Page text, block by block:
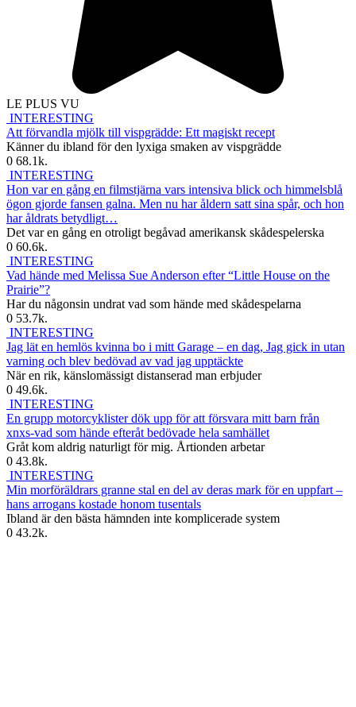
LE PLUS VU
INTERESTING
Att förvandla mjölk till vispgrädde: Ett magiskt recept
Känner du ibland för den lyxiga smaken av vispgrädde
0 68.1k.
INTERESTING
Hon var en gång en filmstjärna vars intensiva blick och himmelsblå
ögon gjorde fansen galna. Men nu har åldern satt sina spår, och hon
har åldrats betydligt…
Det var en gång en otroligt begåvad amerikansk skådespelerska
0 60.6k.
INTERESTING
Vad hände med Melissa Sue Anderson efter “Little House on the
Prairie”?
Har du någonsin undrat vad som hände med skådespelarna
0 53.7k.
INTERESTING
Jag lät en hemlös kvinna bo i mitt Garage – en dag, Jag gick in utan
varning och blev bedövad av vad jag upptäckte
När en rik, känslomässigt distanserad man erbjuder
0 49.6k.
INTERESTING
En grupp motorcyklister dök upp för att försvara mitt barn från
xnxs-vad som hände efteråt bedövade hela samhället
Gråt kom aldrig naturligt för mig. Årtionden arbetar
0 43.8k.
INTERESTING
Min morföräldrars granne stal en del av deras mark för en uppfart –
hans arrogans kostade honom tusentals
Ibland är den bästa hämnden inte komplicerade system
0 43.2k.